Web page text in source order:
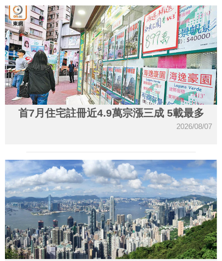
首7月住宅註冊近4.9萬宗漲三成 5載最多
2026/08/07